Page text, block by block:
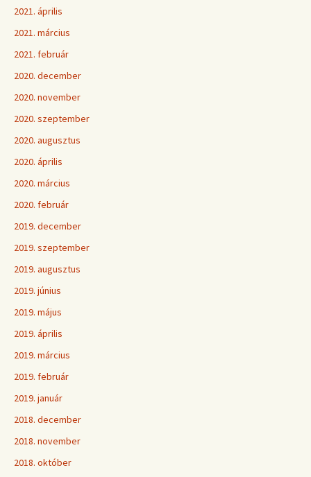
2021. április
2021. március
2021. február
2020. december
2020. november
2020. szeptember
2020. augusztus
2020. április
2020. március
2020. február
2019. december
2019. szeptember
2019. augusztus
2019. június
2019. május
2019. április
2019. március
2019. február
2019. január
2018. december
2018. november
2018. október